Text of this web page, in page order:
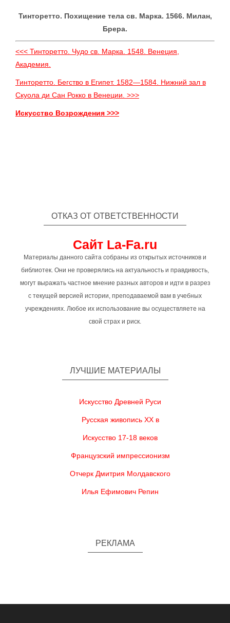
Тинторетто. Похищение тела св. Марка. 1566. Милан,
Брера.
<<< Тинторетто. Чудо св. Марка. 1548. Венеция,
Академия.
Тинторетто. Бегство в Египет. 1582—1584. Нижний зал в
Скуола ди Сан Рокко в Венеции. >>>
Искусство Возрождения >>>
ОТКАЗ ОТ ОТВЕТСТВЕННОСТИ
Сайт La-Fa.ru
Материалы данного сайта собраны из открытых источников и
библиотек. Они не проверялись на актуальность и правдивость,
могут выражать частное мнение разных авторов и идти в разрез
с текущей версией истории, преподаваемой вам в учебных
учреждениях. Любое их использование вы осуществляете на
свой страх и риск.
ЛУЧШИЕ МАТЕРИАЛЫ
Искусство Древней Руси
Русская живопись XX в
Искусство 17-18 веков
Французский импрессионизм
Отчерк Дмитрия Молдавского
Илья Ефимович Репин
РЕКЛАМА